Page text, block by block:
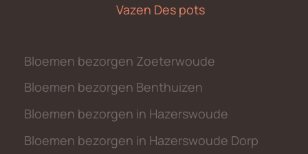
Vazen Des pots
Bloemen bezorgen Zoeterwoude
Bloemen bezorgen Benthuizen
Bloemen bezorgen in Hazerswoude
Bloemen bezorgen in Hazerswoude Dorp